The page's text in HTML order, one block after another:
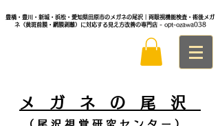
豊橋・豊川・新城・浜松・愛知県田原市のメガネの尾沢｜両眼視機能検査・術後メガ
ネ（黄斑前膜・網膜剥離）に対応する見え方改善の専門店 - opt-ozawa038
メ ガ ネ の 尾 沢